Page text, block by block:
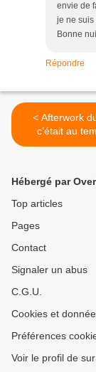
envie de
je ne suis
Bonne
Répondre
< Afterwork du taulier :
c’était au
président à
Hébergé par
Top articles
Pages
Contact
Signaler un abus
C.G.U.
Cookies et
Préférences
Voir le profil de